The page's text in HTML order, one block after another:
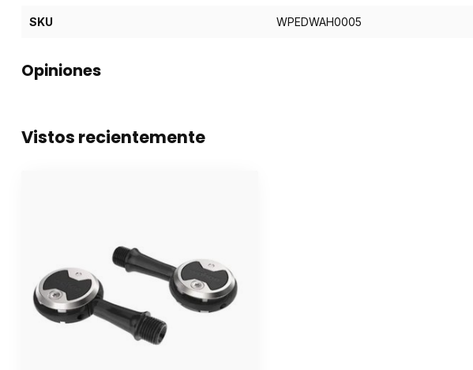
SKU WPEDWAH0005
Opiniones
Vistos recientemente